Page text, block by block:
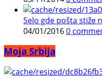
Selo gde pošta stiže
04/01/20160
Moja Srbija